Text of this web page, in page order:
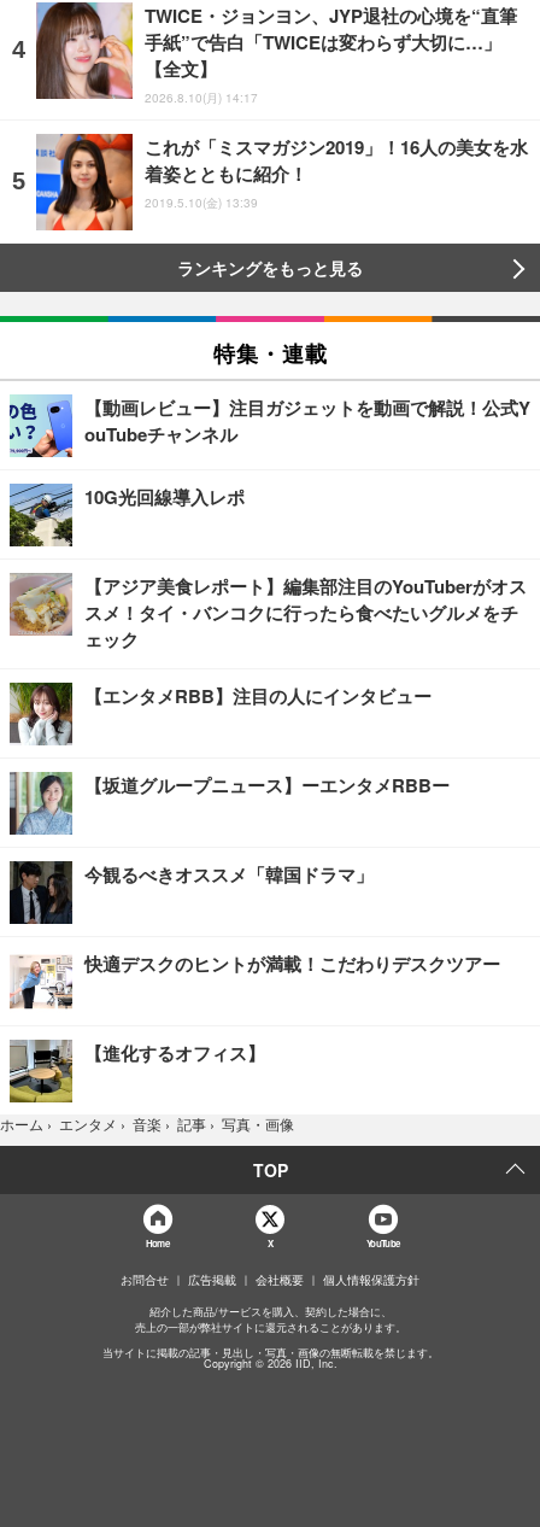
TWICE・ジョンヨン、JYP退社の心境を“直筆
手紙”で告白「TWICEは変わらず大切に…」
【全文】
2026.8.10(月) 14:17
これが「ミスマガジン2019」！16人の美女を水
着姿とともに紹介！
2019.5.10(金) 13:39
ランキングをもっと見る
特集・連載
【動画レビュー】注目ガジェットを動画で解説！公式Y
ouTubeチャンネル
10G光回線導入レポ
【アジア美食レポート】編集部注目のYouTuberがオス
スメ！タイ・バンコクに行ったら食べたいグルメをチ
ェック
【エンタメRBB】注目の人にインタビュー
【坂道グループニュース】ーエンタメRBBー
今観るべきオススメ「韓国ドラマ」
快適デスクのヒントが満載！こだわりデスクツアー
【進化するオフィス】
ホーム › エンタメ › 音楽 › 記事 › 写真・画像
TOP
Home X YouTube
お問合せ 広告掲載 会社概要 個人情報保護方針
紹介した商品/サービスを購入、契約した場合に、
売上の一部が弊社サイトに還元されることがあります。
当サイトに掲載の記事・見出し・写真・画像の無断転載を禁じます。
Copyright © 2026 IID, Inc.